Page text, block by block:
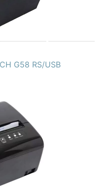
G58 RS/USB